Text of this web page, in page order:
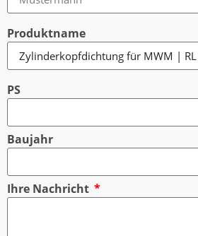
Produktname
PS
Baujahr
Ihre Nachricht